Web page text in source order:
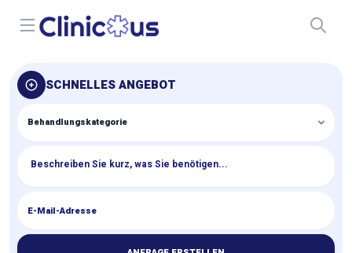
Open menu
SCHNELLES ANGEBOT